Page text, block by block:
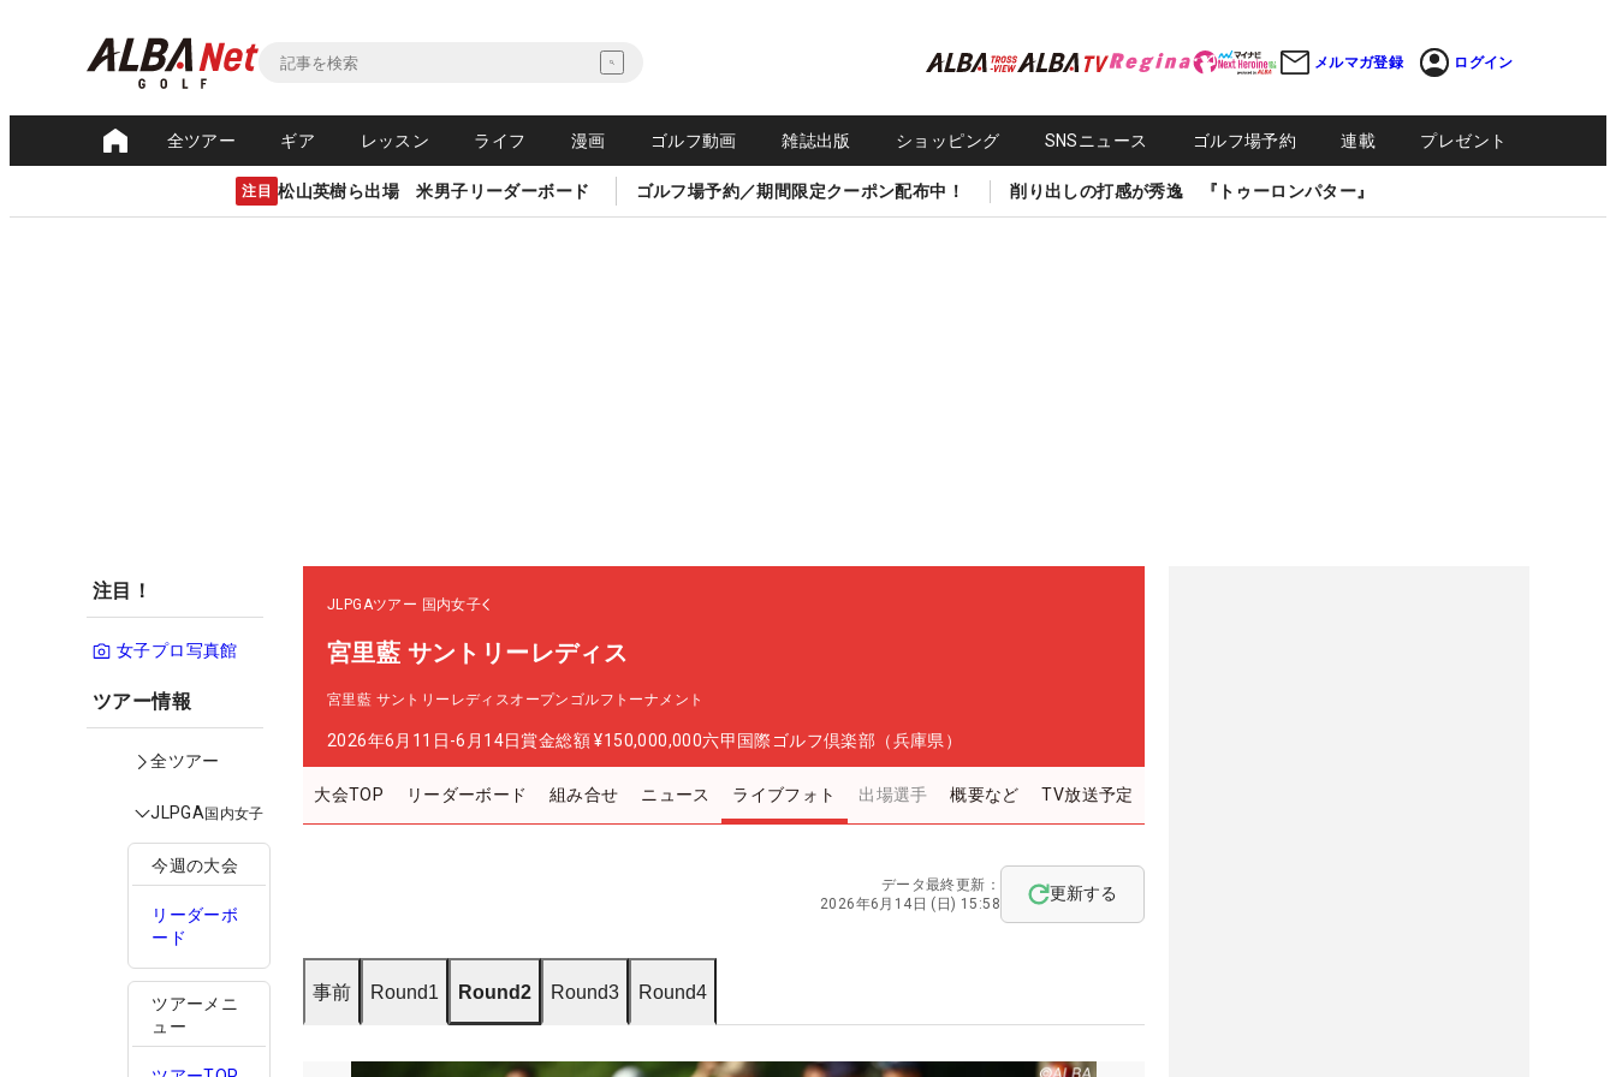
メルマガ登録 ログイン
全ツアー ギア レッスン ライフ 漫画 ゴルフ動画 雑誌出版 ショッピング SNSニュース ゴルフ場予約 連載 プレゼント
注目 松山英樹ら出場 米男子リーダーボード ゴルフ場予約／期間限定クーポン配布中！ 削り出しの打感が秀逸 『トゥーロンパター』
注目！
女子プロ写真館
ツアー情報
全ツアー
JLPGA国内女子
今週の大会
リーダーボ
ード
ツアーメニ
ュー
JLPGAツアー 国内女子
宮里藍 サントリーレディス
宮里藍 サントリーレディスオープンゴルフトーナメント
2026年6月11日-6月14日賞金総額 ¥150,000,000六甲国際ゴルフ倶楽部（兵庫県）
大会TOP リーダーボード 組み合せ ニュース ライブフォト 出場選手 概要など TV放送予定
データ最終更新：
2026年6月14日 (日) 15:58
更新する
事前 Round1 Round2 Round3 Round4